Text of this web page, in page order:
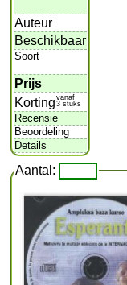
Auteur
Beschikbaar
Soort
Prijs
Korting vanaf
3 stuks
Recensie
Beoordeling
Details
Aantal: